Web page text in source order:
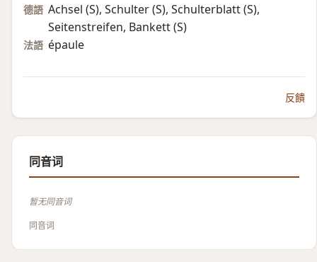
德語 Achsel (S)​, Schulter (S)​, Schulterblatt (S)​,
Seitenstreifen, Bankett (S)​
法語 épaule
反饋
同音词
暂无同音词
同音词